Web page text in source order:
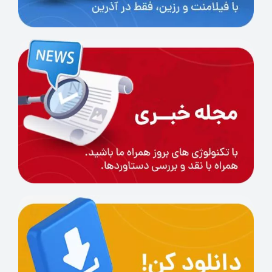
ساختار فیزیکی و امکانات ارتباطی Bambu Lab
پیکربندی فیزیکی پرینتر Bambu Lab P2S بر پایه‌ی
اصول مهندسی سازه و انتخاب هوشمندانه‌ی مواد
اولیه بنا شده است. ساختار اصلی دستگاه از
پلاستیک‌های مهندسی با مقاومت بالا
، مانند ABS
تقویت‌شده یا پلی‌کربنات، تشکیل شده که علاوه بر
تضمین دوام و طول عمر، خواص مکانیکی لازم برای
جذب ارتعاشات و حفظ پایداری در سرعت‌های بالای
چاپ را فراهم می‌کند. این انتخاب مواد، به ویژه در
بخش‌های کلیدی مانند شاسی و پایه‌ها، تاثیر
مستقیمی بر کاهش نویز و ارتعاشات حین عملکرد
دستگاه دارد. بدنه خارجی دستگاه، ضمن حفظ
مقاومت در برابر ضربات و فشارهای فیزیکی، با طراحی
آیرودینامیک و سبک وزن، به ابعاد کلی دستگاه و
سهولت جابجایی آن کمک شایانی می‌کند. وزن کلی
، نشان‌دهنده‌ی استفاده بهینه از
مواد و تمرکز بر نسبت استحکام به وزن است.